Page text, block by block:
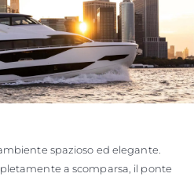
spazioso ed elegante.
a scomparsa, il ponte